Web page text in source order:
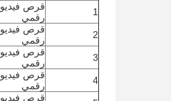
1
قرص فيديو
رقمي
2
قرص فيديو
رقمي
3
قرص فيديو
رقمي
4
قرص فيديو
رقمي
قرص فيديو